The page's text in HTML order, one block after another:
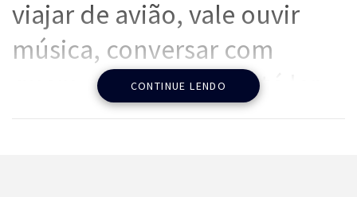
viajar de avião, vale ouvir
música, conversar com
quem está ao lado e até ler
livros proibidos para
CONTINUE LENDO